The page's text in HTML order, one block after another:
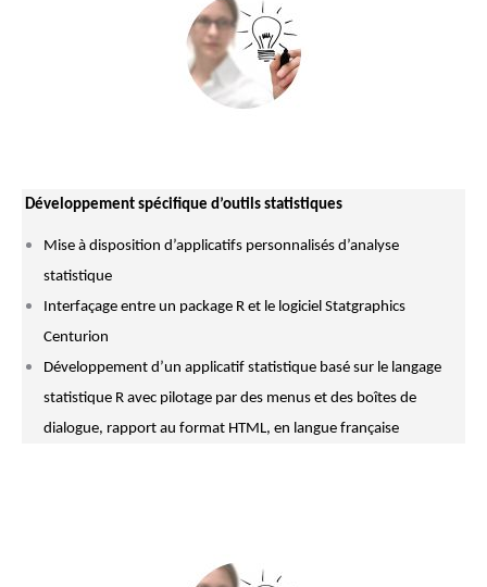
Développement spécifique d’outils statistiques
Mise à disposition d’applicatifs personnalisés d’analyse
statistique
Interfaçage entre un package R et le logiciel Statgraphics
Centurion
Développement d’un applicatif statistique basé sur le langage
statistique R avec pilotage par des menus et des boîtes de
dialogue, rapport au format HTML, en langue française